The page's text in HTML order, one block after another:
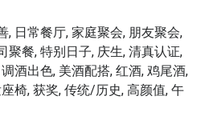
意大利人温暖的欢迎。
典鸡尾酒的丰富酒窖，是庆祝时
812 条评论)
, 日常餐厅, 家庭聚会, 朋友聚会,
聚餐, 特别日子, 庆生, 清真认证,
酒出色, 美酒配搭, 红酒, 鸡尾酒,
椅, 获奖, 传统/历史, 高颜值, 午